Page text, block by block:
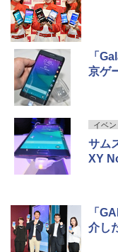
「
京ゲ
イベン
サム
XY
「
介し